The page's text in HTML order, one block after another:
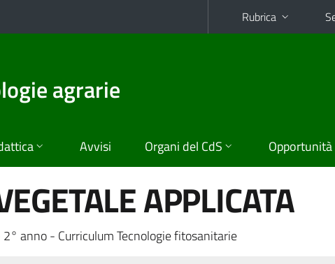
Rubrica
agrarie
Avvisi Organi del CdS Opportunità
APPLICATA
anno - Curriculum Tecnologie fitosanitarie